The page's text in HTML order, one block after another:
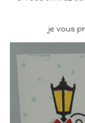
je vous